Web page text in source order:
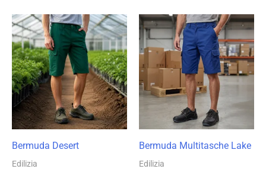
CONTATTI
Bermuda Desert
Edilizia
Fascia
di
prezzo:
da
8,50 €
a
12,14 €
Bermuda Multitasche Lake
Edilizia
Fascia
di
prezzo:
da
17,62 €
a
25,17 €